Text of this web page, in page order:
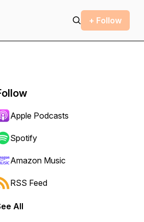
+ Follow
or backward.
Apple Podcasts
Spotify
Amazon Music
RSS Feed
All